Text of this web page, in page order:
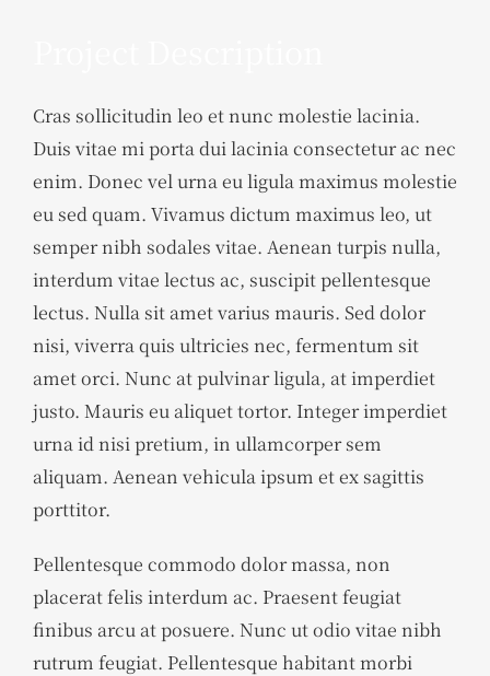
Cras sollicitudin leo et nunc molestie lacinia.
Duis vitae mi porta dui lacinia consectetur ac nec
enim. Donec vel urna eu ligula maximus molestie
eu sed quam. Vivamus dictum maximus leo, ut
semper nibh sodales vitae. Aenean turpis nulla,
interdum vitae lectus ac, suscipit pellentesque
lectus. Nulla sit amet varius mauris. Sed dolor
nisi, viverra quis ultricies nec, fermentum sit
amet orci. Nunc at pulvinar ligula, at imperdiet
justo. Mauris eu aliquet tortor. Integer imperdiet
urna id nisi pretium, in ullamcorper sem
aliquam. Aenean vehicula ipsum et ex sagittis
porttitor.
Pellentesque commodo dolor massa, non
placerat felis interdum ac. Praesent feugiat
finibus arcu at posuere. Nunc ut odio vitae nibh
rutrum feugiat. Pellentesque habitant morbi